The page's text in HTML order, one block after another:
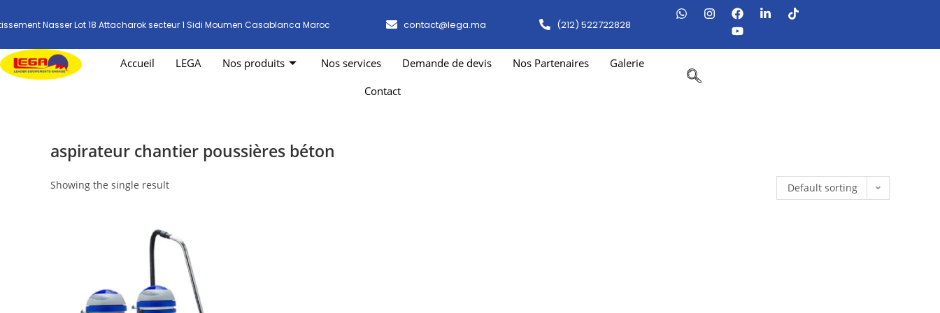
Nasser Lot 18 Attacharok secteur 1 Sidi Moumen Casablanca Maroc contact@lega.ma (212) 522722828
Accueil LEGA Nos produits Nos services Demande de devis Nos Partenaires
Galerie
Contact
aspirateur chantier poussières béton
Showing the single result Default sorting